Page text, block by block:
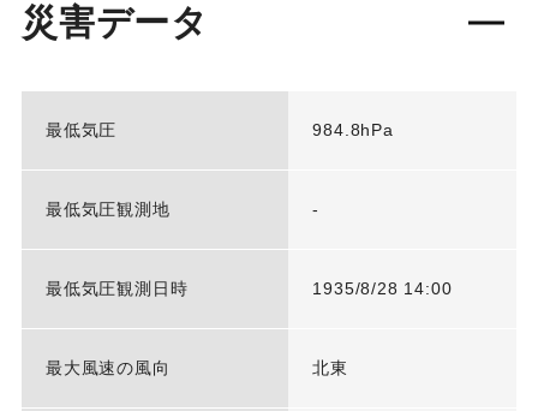
災害データ
最低気圧 984.8hPa
最低気圧観測地 -
最低気圧観測日時 1935/8/28 14:00
最大風速の風向 北東